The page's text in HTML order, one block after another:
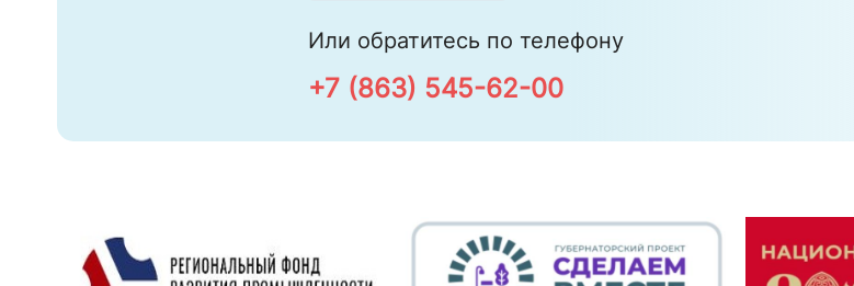
Или обратитесь по телефону
+7 (863) 545-62-00